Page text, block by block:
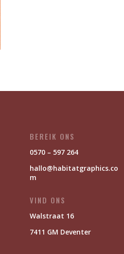
BEREIK ONS
0570 – 597 264
hallo@habitatgraphics.co
m
VIND ONS
Walstraat 16
7411 GM Deventer